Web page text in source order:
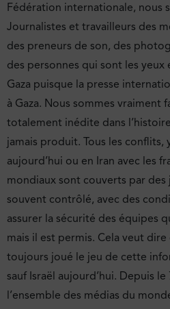
Fédération internationale, nous
Journalistes et travailleurs des
des preneurs de son, des
des personnes qui sont les
Gaza puisque la presse
à Gaza. Nous sommes vraiment
totalement inédite dans
jamais produit. Tous les conflits,
aujourd’hui ou en Iran avec les
mondiaux sont couverts par des
souvent contrôlé, avec des
assurer la sécurité des équipes
mais il est permis. Cela veut
toujours joué le jeu de cette
sauf Israël aujourd’hui. Depuis
l’ensemble des médias du